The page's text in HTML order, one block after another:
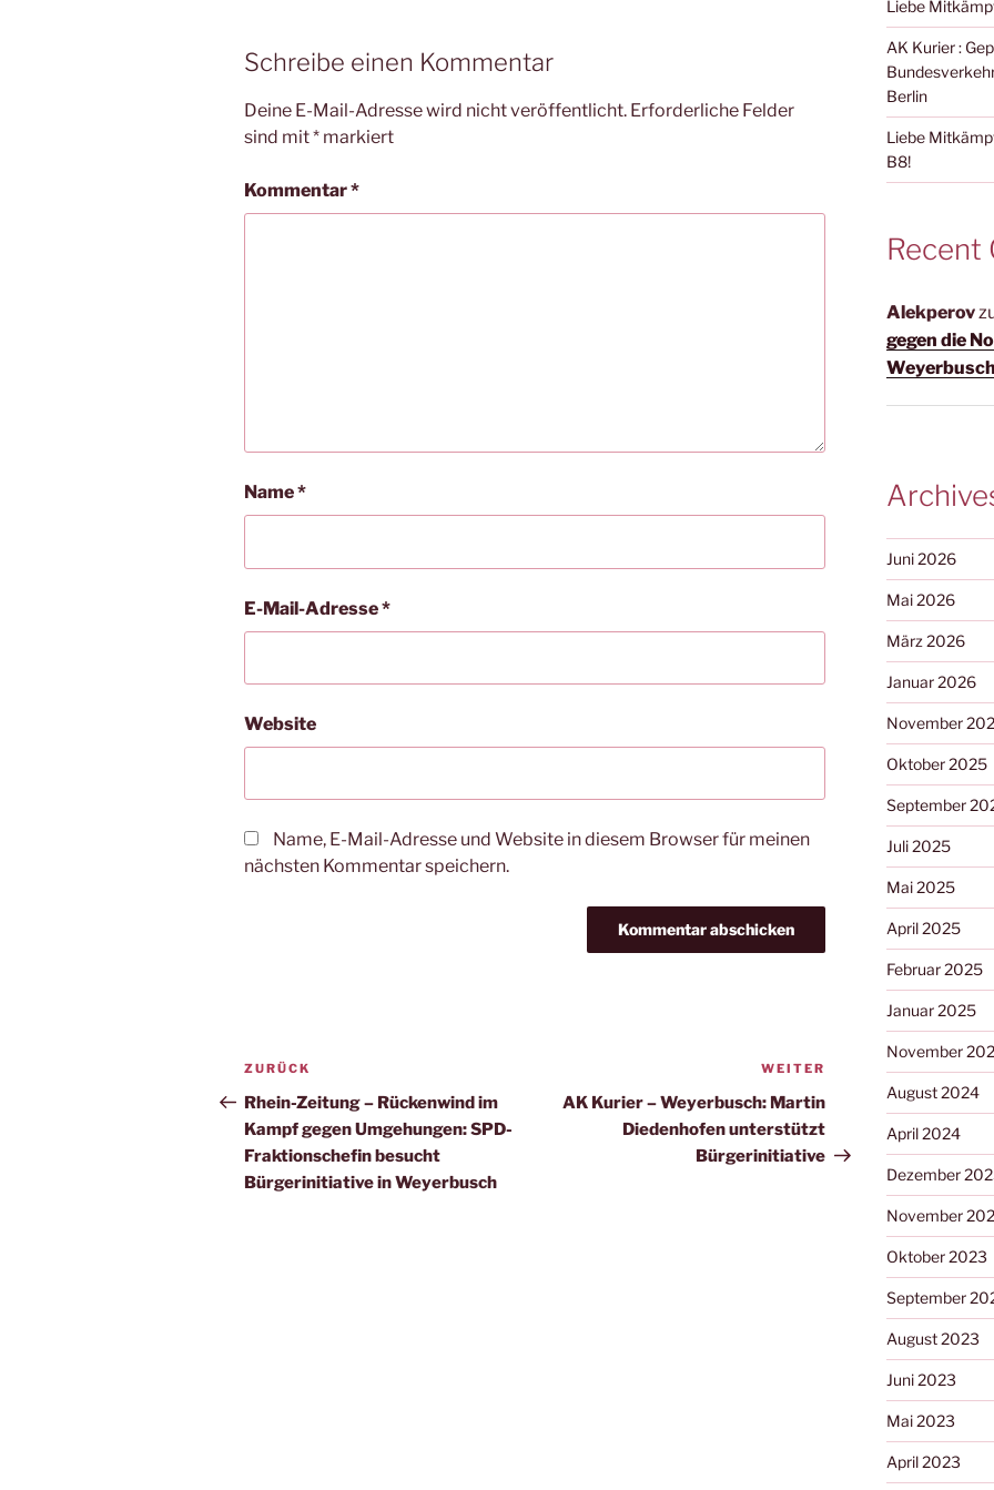
Schreibe einen Kommentar
Deine E-Mail-Adresse wird nicht veröffentlicht. Erforderliche Felder
sind mit* markiert
Kommentar*
Name*
E-Mail-Adresse*
Website
Name, E-Mail-Adresse und Website in diesem Browser für meinen
nächsten Kommentar speichern.
Beitragsnavigation
Vorheriger
Beitrag
ZURÜCK
Rhein-Zeitung – Rückenwind im
Kampf gegen Umgehungen: SPD-
Fraktionschefin besucht
Bürgerinitiative in Weyerbusch
Nächster
Beitrag
WEITER
AK Kurier – Weyerbusch: Martin
Diedenhofen unterstützt
Bürgerinitiative
Liebe
AK Kurier :
Berlin
Liebe
B8!
Recent
Alekperov
gegen die
Juni 2026
Mai 2026
März 2026
Januar 2026
November
Oktober 2025
September
Juli 2025
Mai 2025
April 2025
Februar 2025
Januar 2025
November
August 2024
April 2024
Dezember
November
Oktober 2023
September
August 2023
Juni 2023
Mai 2023
April 2023